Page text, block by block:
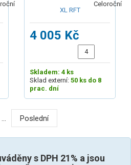
4 005 Kč
Skladem: 4 ks
Sklad externí: 50 ks do 8
prac. dní
... Poslední
s DPH 21% a jsou